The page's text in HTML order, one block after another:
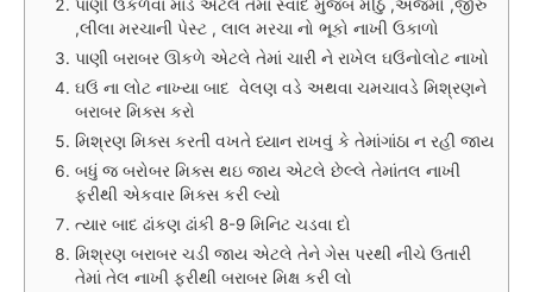
પાણી ઉકળવા માંડે એટલે તેમાં સ્વાદ મુજબ મીઠું ,અજમો ,જીરુ
,લીલા મરચાની પેસ્ટ , લાલ મરચા નો ભૂકો નાખી ઉકાળો
પાણી બરાબર ઊકળે એટલે તેમાં ચારી ને રાખેલ ઘઉંનોલોટ નાખો
ઘઉં ના લોટ નાખ્યા બાદ વેલણ વડે અથવા ચમચાવડે મિશ્રણને
બરાબર મિક્સ કરો
મિશ્રણ મિક્સ કરતી વખતે ધ્યાન રાખવું કે તેમાંગાંઠા ન રહી જાય
બધું જ બરોબર મિક્સ થઇ જાય એટલે છેલ્લે તેમાંતલ નાખી
ફરીથી એકવાર મિક્સ કરી લ્યો
ત્યાર બાદ ઢાંકણ ઢાંકી 8-9 મિનિટ ચડવા દો
મિશ્રણ બરાબર ચડી જાય એટલે તેને ગેસ પરથી નીચે ઉતારી
તેમાં તેલ નાખી ફરીથી બરાબર મિક્ષ કરી લો